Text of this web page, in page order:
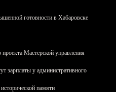
готовности в Хабаровске
Мастерской управления
зарплаты у административного
памяти